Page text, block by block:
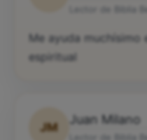
Me ayuda muchísimo
espiritual
JM
Juan Milano